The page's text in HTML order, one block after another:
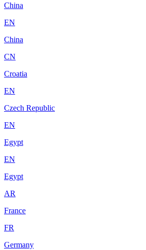
China
EN
China
CN
Croatia
EN
Czech Republic
EN
Egypt
EN
Egypt
AR
France
FR
Germany